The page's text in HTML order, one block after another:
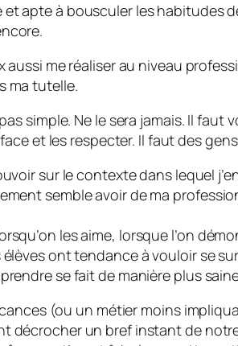
apte à bousculer les habitudes
me réaliser au niveau
ma tutelle.
simple. Ne le sera jamais. Il
et les respecter. Il faut des
sur le contexte dans lequel
semble avoir de ma
les aime, lorsque l’on
ont tendance à vouloir se
se fait de manière plus
(ou un métier moins
décrocher un bref instant de